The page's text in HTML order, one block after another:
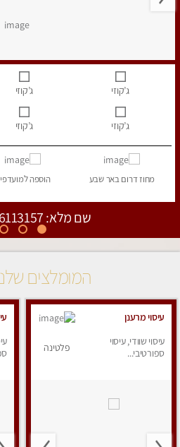
ג’קוזי ג’קוזי
ג’קוזי ג’קוזי
מחוז דרוםבאר שבע הוספה
שם מלא: 053-6113157
המומלצים
עיסוי מרענן
עיסוי שוודי, עיסוי
ספורטיבי...
פלטינה